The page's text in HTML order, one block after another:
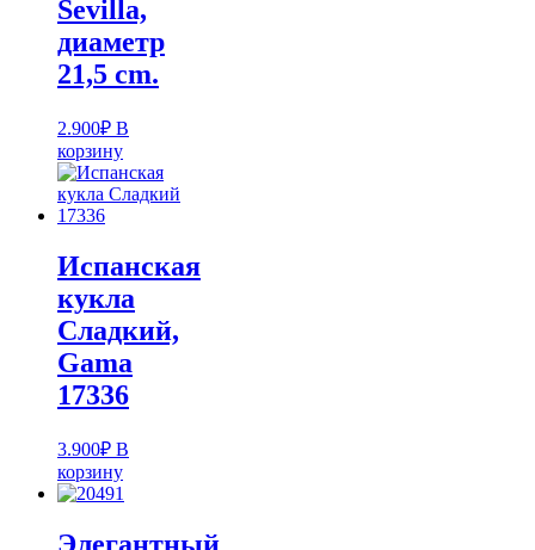
Sevilla,
диаметр
21,5 cm.
2.900₽ В
корзину
Испанская
кукла
Cладкий,
Gama
17336
3.900₽ В
корзину